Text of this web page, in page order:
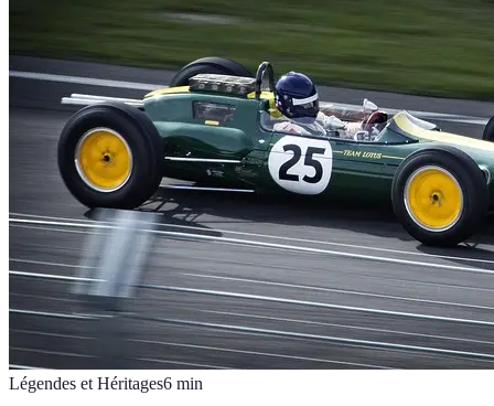
Légendes et Héritages6 min